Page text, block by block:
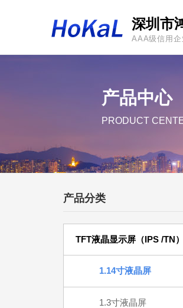
深圳市
AAA级信用
产品中心
PRODUCT
产品分类
TFT液晶显示屏（IPS /TN）
1.14寸液晶屏
1.3寸液晶屏